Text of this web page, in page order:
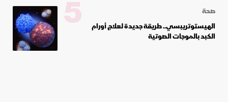
صحة
الهيستوتريبسي.. طريقة جديدة لعلاج أورام
الكبد بالموجات الصوتية
5